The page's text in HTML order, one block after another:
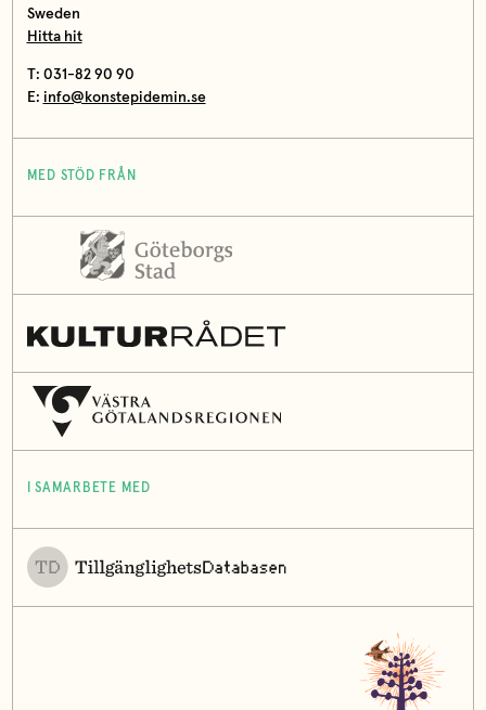
Sweden
Hitta hit
T: 031-82 90 90
E: info@konstepidemin.se
MED STÖD FRÅN
I SAMARBETE MED